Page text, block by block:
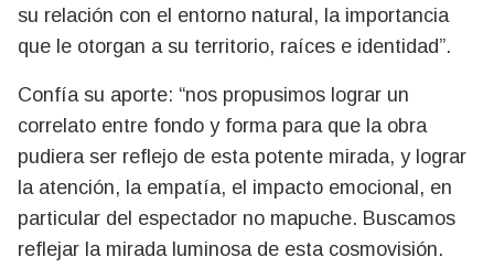
su relación con el entorno natural, la importancia
que le otorgan a su territorio, raíces e identidad”.
Confía su aporte: “nos propusimos lograr un
correlato entre fondo y forma para que la obra
pudiera ser reflejo de esta potente mirada, y lograr
la atención, la empatía, el impacto emocional, en
particular del espectador no mapuche. Buscamos
reflejar la mirada luminosa de esta cosmovisión.